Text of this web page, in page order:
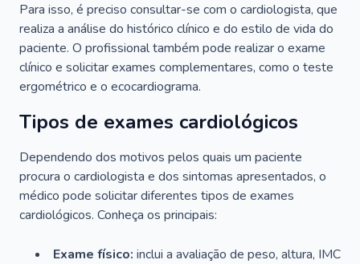
Para isso, é preciso consultar-se com o cardiologista, que
realiza a análise do histórico clínico e do estilo de vida do
paciente. O profissional também pode realizar o exame
clínico e solicitar exames complementares, como o teste
ergométrico e o ecocardiograma.
Tipos de exames cardiológicos
Dependendo dos motivos pelos quais um paciente
procura o cardiologista e dos sintomas apresentados, o
médico pode solicitar diferentes tipos de exames
cardiológicos. Conheça os principais:
Exame físico: inclui a avaliação de peso, altura, IMC